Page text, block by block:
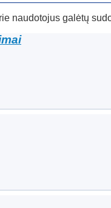
naudotojus galėtų